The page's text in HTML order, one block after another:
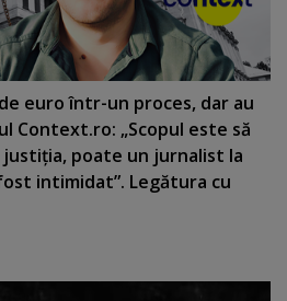
euro într-un proces, dar au
Context.ro: „Scopul este să
poate un jurnalist la
intimidat”. Legătura cu